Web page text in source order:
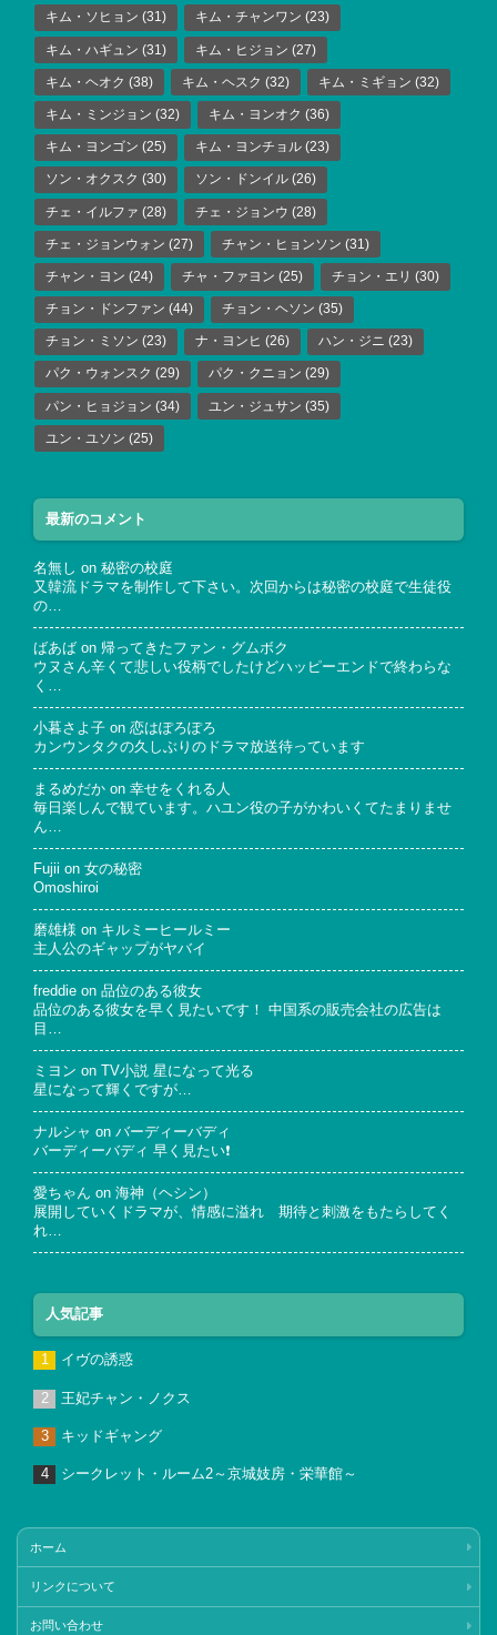
キム・ソヒョン (31) キム・チャンワン (23)
キム・ハギュン (31) キム・ヒジョン (27)
キム・ヘオク (38) キム・ヘスク (32) キム・ミギョン (32)
キム・ミンジョン (32) キム・ヨンオク (36)
キム・ヨンゴン (25) キム・ヨンチョル (23)
ソン・オクスク (30) ソン・ドンイル (26)
チェ・イルファ (28) チェ・ジョンウ (28)
チェ・ジョンウォン (27) チャン・ヒョンソン (31)
チャン・ヨン (24) チャ・ファヨン (25) チョン・エリ (30)
チョン・ドンファン (44) チョン・ヘソン (35)
チョン・ミソン (23) ナ・ヨンヒ (26) ハン・ジニ (23)
パク・ウォンスク (29) パク・クニョン (29)
パン・ヒョジョン (34) ユン・ジュサン (35)
ユン・ユソン (25)
最新のコメント
名無し on 秘密の校庭
又韓流ドラマを制作して下さい。次回からは秘密の校庭で生徒役
の…
ばあば on 帰ってきたファン・グムボク
ウヌさん辛くて悲しい役柄でしたけどハッピーエンドで終わらな
く…
小暮さよ子 on 恋はぽろぽろ
カンウンタクの久しぶりのドラマ放送待っています
まるめだか on 幸せをくれる人
毎日楽しんで観ています。ハユン役の子がかわいくてたまりませ
ん…
Fujii on 女の秘密
Omoshiroi
磨雄様 on キルミーヒールミー
主人公のギャップがヤバイ
freddie on 品位のある彼女
品位のある彼女を早く見たいです！ 中国系の販売会社の広告は
目…
ミヨン on TV小説 星になって光る
星になって輝くですが…
ナルシャ on バーディーバディ
バーディーバディ 早く見たい❗
愛ちゃん on 海神（ヘシン）
展開していくドラマが、情感に溢れ 期待と刺激をもたらしてく
れ…
人気記事
イヴの誘惑
王妃チャン・ノクス
キッドギャング
シークレット・ルーム2～京城妓房・栄華館～
ホーム
リンクについて
お問い合わせ